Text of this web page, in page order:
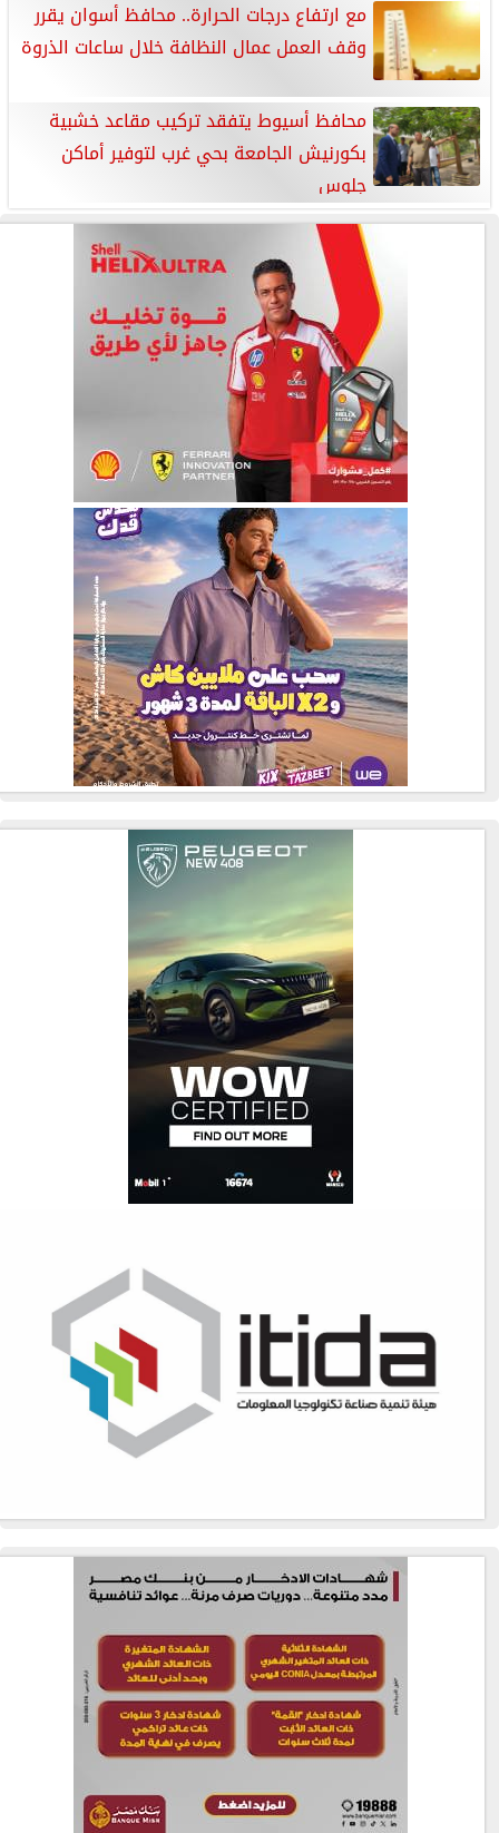
مع ارتفاع درجات الحرارة.. محافظ أسوان يقرر
وقف العمل عمال النظافة خلال ساعات الذروة
محافظ أسيوط يتفقد تركيب مقاعد خشبية
بكورنيش الجامعة بحي غرب لتوفير أماكن
جلوس